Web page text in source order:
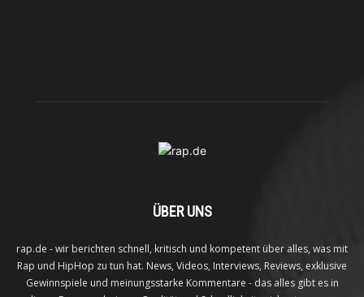
ÜBER UNS
rap.de - wir berichten schnell, kritisch und kompetent über alles, was mit
Rap und HipHop zu tun hat. News, Videos, Interviews, Reviews, exklusive
Gewinnspiele und meinungsstarke Kommentare - das alles gibt es in